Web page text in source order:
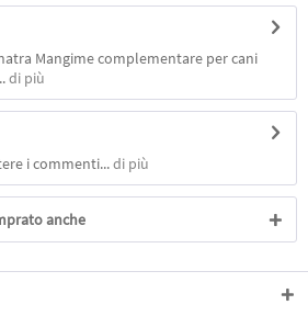
Mangime complementare per cani
di più
i commenti...di più
anche